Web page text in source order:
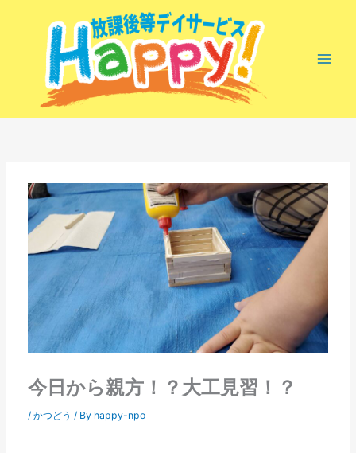
今日から親方！？大工見習！？
/ かつどう / By happy-npo